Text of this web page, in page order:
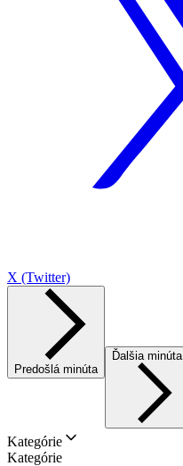
X (Twitter)
Predošlá minúta
Ďalšia minúta
Kategórie
Kategórie